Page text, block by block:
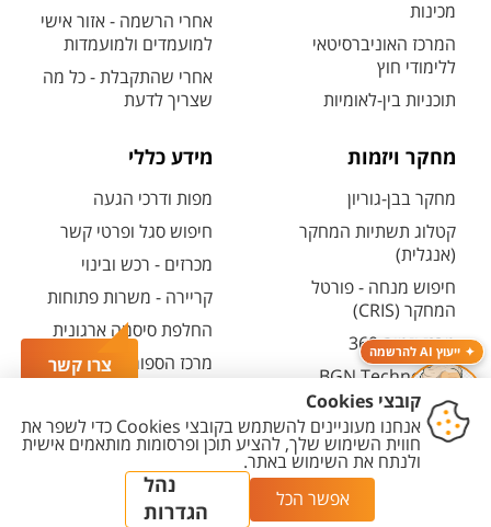
צרו קשר
ייעוץ AI להרשמה
מכינות
המרכז האוניברסיטאי
ללימודי חוץ
תוכניות בין-לאומיות
אחרי הרשמה - אזור אישי
למועמדים ולמועמדות
אחרי שהתקבלת - כל מה
שצריך לדעת
מחקר ויזמות
מחקר בבן-גוריון
קטלוג תשתיות המחקר
(אנגלית)
חיפוש מנחה - פורטל
המחקר (CRIS)
מרכז יזמות 360
BGN Technology
Transfer
פארק ההייטק
משרות אקדמיות
מידע כללי
מפות ודרכי הגעה
חיפוש סגל ופרטי קשר
מכרזים - רכש ובינוי
קריירה - משרות פתוחות
החלפת סיסמה ארגונית
מרכז הספורט והנופש
חירום